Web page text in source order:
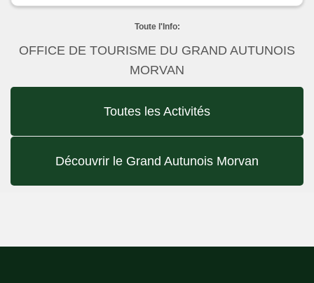
Toute l'Info:
OFFICE DE TOURISME DU GRAND AUTUNOIS
MORVAN
Toutes les Activités
Découvrir le Grand Autunois Morvan